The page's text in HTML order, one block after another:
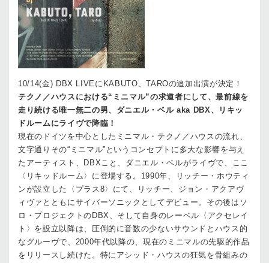
10/14(金) DBX LIVEにKABUTO、TAROの追加出演が決定！
テクノ／ハウスにおける“ミニマル”の求道者にして、最前線を
走り続ける唯一無二の男、ダニエル・ベル aka DBX、リキッ
ドルームにライヴで降臨！
現在のドイツを中心としたミニマル・テクノ／ハウスの流れ、
文字通りその“ミニマル”というコンセプトに多大な影響を与え
たアーティスト、DBXこと、ダニエル・ベルがライヴで、ここ
〈リキッドルーム〉に登場する。1990年、リッチー・ホウティ
ンが設立した〈プラス8〉にて、リッチー、ジョン・アクアヴ
ィヴァとともにサイバーソニックとしてデビュー。その後はソ
ロ・プロジェクトのDBX、そして自身のレーベル〈アクセレイ
ト〉を設立以降は、圧倒的に音数の少ないサウンドとハウス的
なグルーヴで、2000年代以降の、現在のミニマルの先駆的作品
をリリースし続けた。特にアシッド・ハウスの狂気を骨組みの